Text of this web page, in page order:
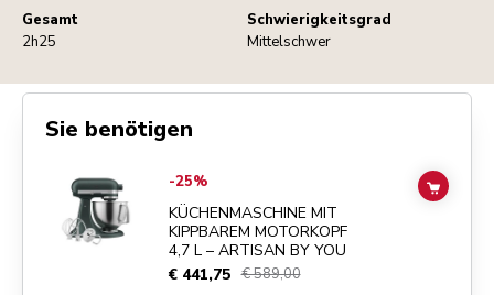
Gesamt
2h25
Schwierigkeitsgrad
Mittelschwer
Sie benötigen
Go toKÜCHENMASCHINE MIT KIPPBAREM MOTORKOPF 4,7 L –
-25%
KÜCHENMASCHINE MIT
KIPPBAREM MOTORKOPF
4,7 L – ARTISAN BY YOU
€ 441,75 € 589,00
ADD